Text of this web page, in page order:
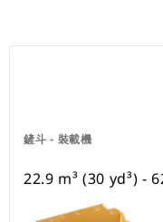
鏟斗 - 裝載機
22.9 m³ (30 yd³) -